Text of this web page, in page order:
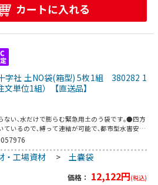
カートに入れる
字社 土NO袋(箱型) 5枚1組 380282 1
文単位1組）【直送品】
ない､水だけで膨らむ緊急用土のう袋です｡●四方
ているので､縛って連結が可能で､都市型水害安全
です｡●表面が塗れても滑りにくいため、積み上
●滑り止め：天然ゴム●入数：5枚1組●こちら
・工場資材 > 土嚢袋
価格： 12,122円(税込)